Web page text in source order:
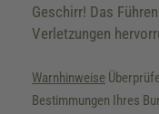
Geschirr! Das
Verletzungen
Warnhinweise
Bestimmungen Ihres